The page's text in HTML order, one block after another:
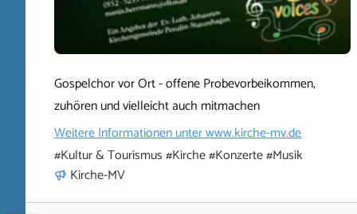
Gospelchor vor Ort - offene Probevorbeikommen,
zuhören und vielleicht auch mitmachen
Weitere Informationen unterwww.kirche-mv.de
#Kultur & Tourismus #Kirche #Konzerte #Musik
Kirche-MV